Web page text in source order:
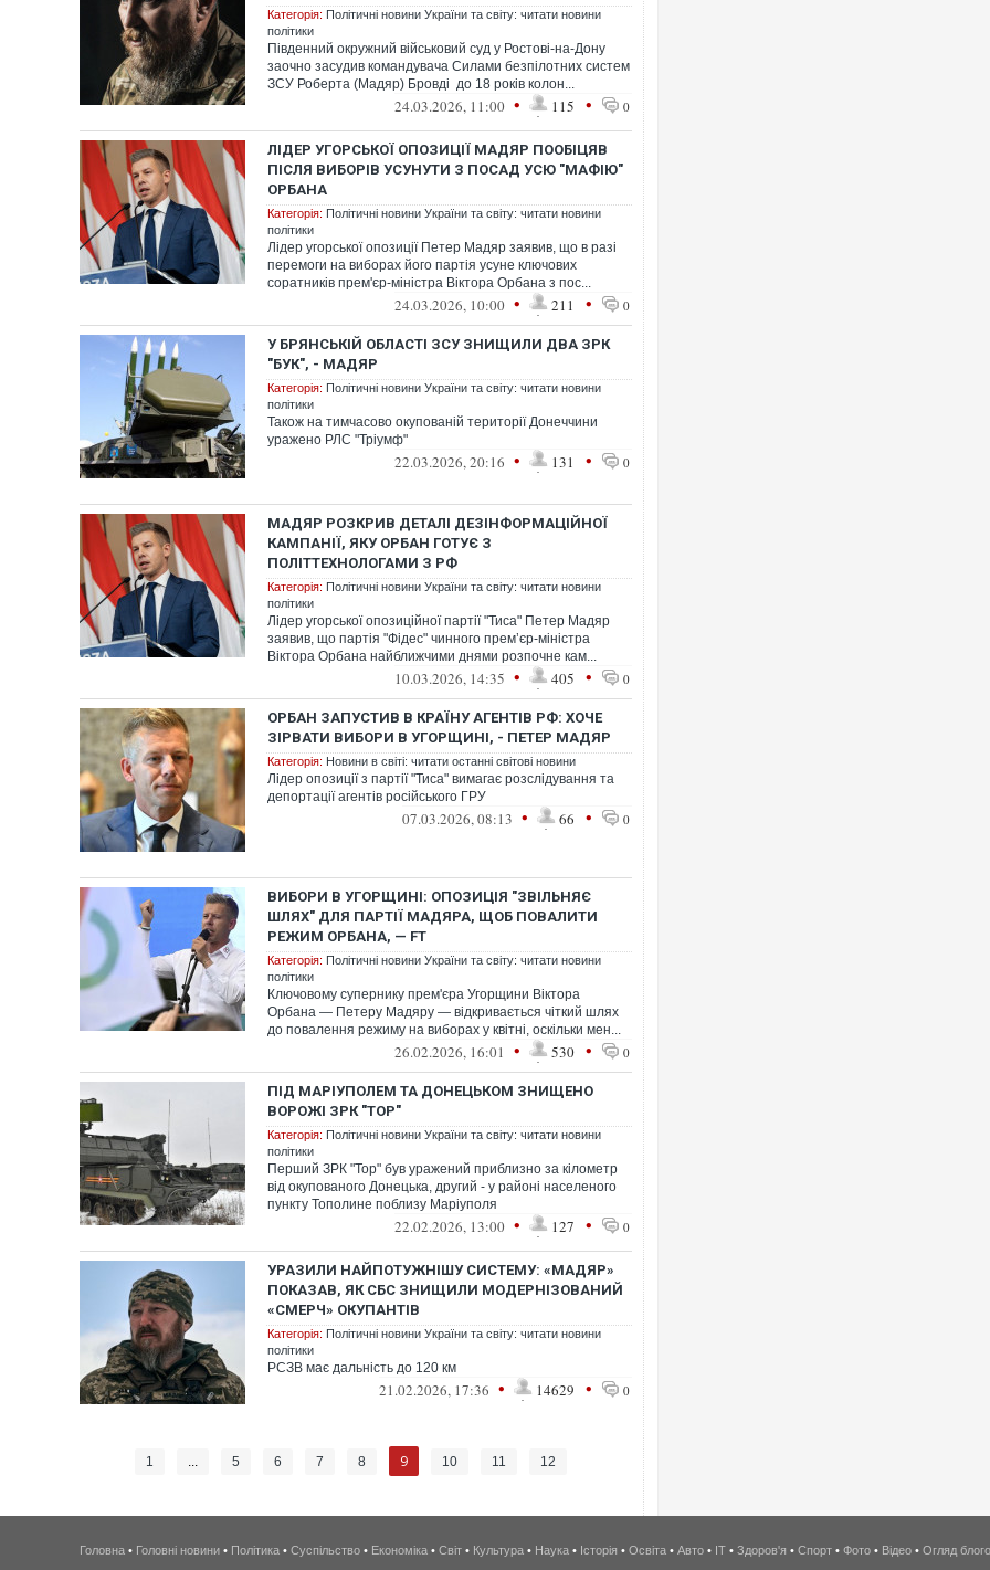
Категорія: Політичні новини України та світу: читати новини
політики
Південний окружний військовий суд у Ростові-на-Дону
заочно засудив командувача Силами безпілотних систем
ЗСУ Роберта (Мадяр) Бровді до 18 років колон...
24.03.2026, 11:00 • 115 • 0
ЛІДЕР УГОРСЬКОЇ ОПОЗИЦІЇ МАДЯР ПООБІЦЯВ
ПІСЛЯ ВИБОРІВ УСУНУТИ З ПОСАД УСЮ "МАФІЮ"
ОРБАНА
Категорія: Політичні новини України та світу: читати новини
політики
Лідер угорської опозиції Петер Мадяр заявив, що в разі
перемоги на виборах його партія усуне ключових
соратників прем'єр-міністра Віктора Орбана з пос...
24.03.2026, 10:00 • 211 • 0
У БРЯНСЬКІЙ ОБЛАСТІ ЗСУ ЗНИЩИЛИ ДВА ЗРК
"БУК", - МАДЯР
Категорія: Політичні новини України та світу: читати новини
політики
Також на тимчасово окупованій території Донеччини
уражено РЛС "Тріумф"
22.03.2026, 20:16 • 131 • 0
МАДЯР РОЗКРИВ ДЕТАЛІ ДЕЗІНФОРМАЦІЙНОЇ
КАМПАНІЇ, ЯКУ ОРБАН ГОТУЄ З
ПОЛІТТЕХНОЛОГАМИ З РФ
Категорія: Політичні новини України та світу: читати новини
політики
Лідер угорської опозиційної партії "Тиса" Петер Мадяр
заявив, що партія "Фідес" чинного прем’єр-міністра
Віктора Орбана найближчими днями розпочне кам...
10.03.2026, 14:35 • 405 • 0
ОРБАН ЗАПУСТИВ В КРАЇНУ АГЕНТІВ РФ: ХОЧЕ
ЗІРВАТИ ВИБОРИ В УГОРЩИНІ, - ПЕТЕР МАДЯР
Категорія: Новини в світі: читати останні світові новини
Лідер опозиції з партії "Тиса" вимагає розслідування та
депортації агентів російського ГРУ
07.03.2026, 08:13 • 66 • 0
ВИБОРИ В УГОРЩИНІ: ОПОЗИЦІЯ "ЗВІЛЬНЯЄ
ШЛЯХ" ДЛЯ ПАРТІЇ МАДЯРА, ЩОБ ПОВАЛИТИ
РЕЖИМ ОРБАНА, — FT
Категорія: Політичні новини України та світу: читати новини
політики
Ключовому супернику прем'єра Угорщини Віктора
Орбана — Петеру Мадяру — відкривається чіткий шлях
до повалення режиму на виборах у квітні, оскільки мен...
26.02.2026, 16:01 • 530 • 0
ПІД МАРІУПОЛЕМ ТА ДОНЕЦЬКОМ ЗНИЩЕНО
ВОРОЖІ ЗРК "ТОР"
Категорія: Політичні новини України та світу: читати новини
політики
Перший ЗРК "Тор" був уражений приблизно за кілометр
від окупованого Донецька, другий - у районі населеного
пункту Тополине поблизу Маріуполя
22.02.2026, 13:00 • 127 • 0
УРАЗИЛИ НАЙПОТУЖНІШУ СИСТЕМУ: «МАДЯР»
ПОКАЗАВ, ЯК СБС ЗНИЩИЛИ МОДЕРНІЗОВАНИЙ
«СМЕРЧ» ОКУПАНТІВ
Категорія: Політичні новини України та світу: читати новини
політики
РСЗВ має дальність до 120 км
21.02.2026, 17:36 • 14629 • 0
1 ... 5 6 7 8 9 10 11 12
Росія атакувала Суми
торговельний центр,
Топпосадовцю
Головна • Головні новини • Політика • Суспільство • Економіка • Світ • Культура • Наука • Історія • Освіта • Авто • IT • Здоров'я • Спорт • Фото • Відео • Огляд